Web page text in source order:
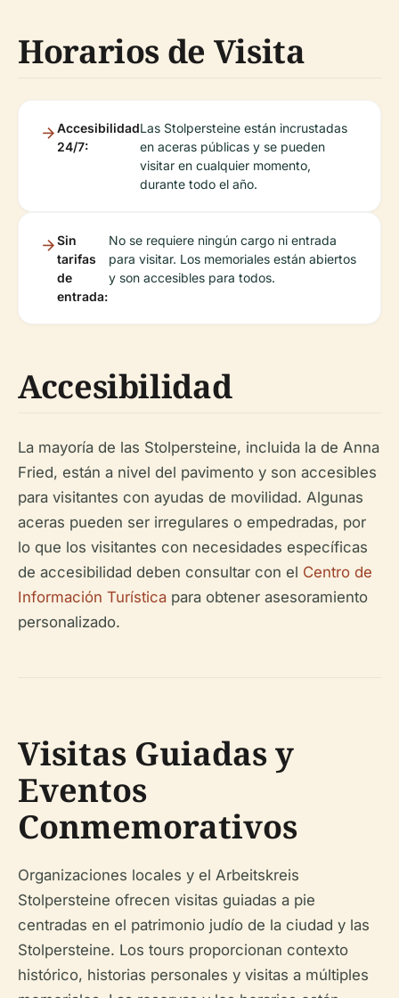
Horarios de Visita
Accesibilidad
24/7:
Las Stolpersteine están incrustadas
en aceras públicas y se pueden
visitar en cualquier momento,
durante todo el año.
Sin
tarifas
de
entrada:
No se requiere ningún cargo ni entrada
para visitar. Los memoriales están abiertos
y son accesibles para todos.
Accesibilidad
La mayoría de las Stolpersteine, incluida la de Anna
Fried, están a nivel del pavimento y son accesibles
para visitantes con ayudas de movilidad. Algunas
aceras pueden ser irregulares o empedradas, por
lo que los visitantes con necesidades específicas
de accesibilidad deben consultar con el Centro de
Información Turística para obtener asesoramiento
personalizado.
Visitas Guiadas y
Eventos
Conmemorativos
Organizaciones locales y el Arbeitskreis
Stolpersteine ofrecen visitas guiadas a pie
centradas en el patrimonio judío de la ciudad y las
Stolpersteine. Los tours proporcionan contexto
histórico, historias personales y visitas a múltiples